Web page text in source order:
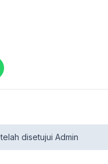
disetujui Admin